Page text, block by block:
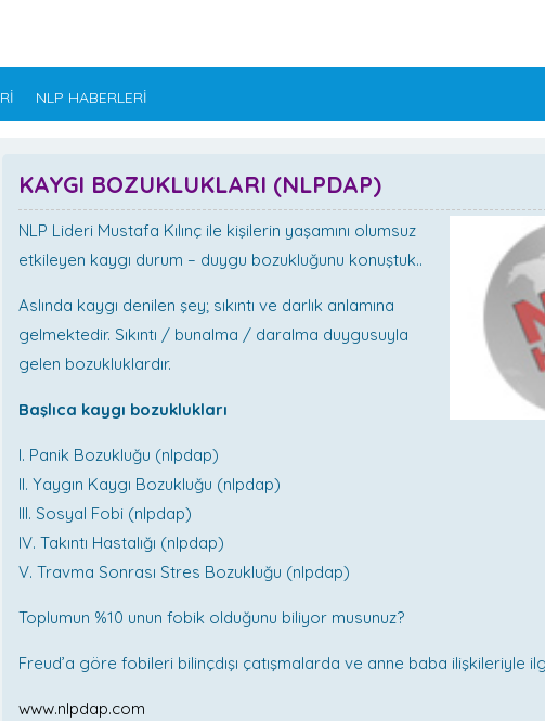
NLP HABERLERİ
KAYGI BOZUKLUKLARI (NLPDAP)
NLP Lideri Mustafa Kılınç ile kişilerin yaşamını olumsuz
etkileyen kaygı durum – duygu bozukluğunu konuştuk..
Aslında kaygı denilen şey; sıkıntı ve darlık anlamına
gelmektedir. Sıkıntı / bunalma / daralma duygusuyla
gelen bozukluklardır.
Başlıca kaygı bozuklukları
I. Panik Bozukluğu (nlpdap)
II. Yaygın Kaygı Bozukluğu (nlpdap)
III. Sosyal Fobi (nlpdap)
IV. Takıntı Hastalığı (nlpdap)
V. Travma Sonrası Stres Bozukluğu (nlpdap)
Toplumun %10 unun fobik olduğunu biliyor musunuz?
Freud’a göre fobileri bilinçdışı çatışmalarda ve anne baba ilişkileriyle
www.nlpdap.com